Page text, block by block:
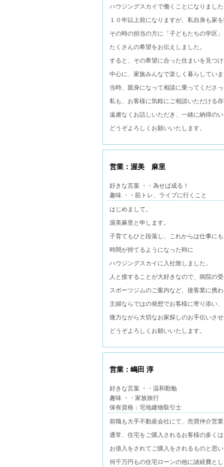
ハウジングスカイで働くことになりまし
１０年以上前になりますが、私自身も家
その時の担当の方に「子どもたちの学区
たくさんの希望をお伝えしました。
すると、その希望に合った住まいを見つ
中心に、家族みんなで楽しく暮らしてい
当時、親身になって相談に乗ってくださ
私も、お客様に気軽にご相談いただける
遠慮なくお話しいただき、一緒に納得の
どうぞよろしくお願いいたします。
営業：渥美 麻里
好きな言葉 ・・為せば成る！
趣味 ・・筋トレ、ライブに行くこと
はじめまして。
渥美麻里と申します。
子育てもひと段落し、これからは仕事に
時間が持てるようになった時に
ハウジングスカイに入社致しました。
人と接することが大好きなので、病院の
スポーツジムのご案内など、接客業に携
主婦ならではの発想でお客様に寄り添い
微力ながら大切なお家探しのお手伝いさ
どうぞよろしくお願いいたします。
営業：嶋田 淳
好きな言葉 ・・温和勤勉
趣味 ・・家族旅行
保有資格：宅地建物取引士
前職も大手不動産会社にて、売買仲介営
通常、住宅をご購入されるお客様の多く
お借入をされてご購入をされるものと思
何千万円もの住宅ローンの他に諸経費と